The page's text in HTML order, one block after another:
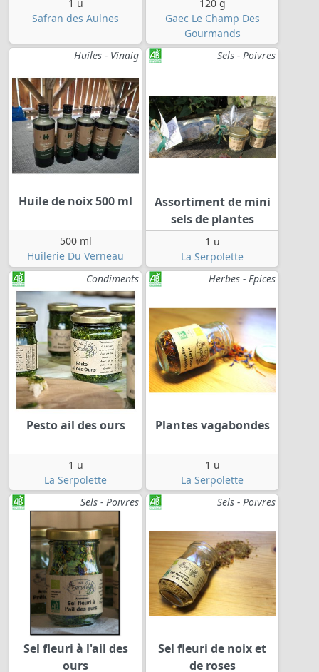
1 u
Safran des Aulnes
120 g
Gaec Le Champ Des
Gourmands
Huiles - Vinaig
Huile de noix 500 ml
500 ml
Huilerie Du Verneau
Sels - Poivres
Assortiment de mini
sels de plantes
1 u
La Serpolette
Condiments
Pesto ail des ours
1 u
La Serpolette
Herbes - Epices
Plantes vagabondes
1 u
La Serpolette
Sels - Poivres
Sel fleuri à l'ail des
ours
Sels - Poivres
Sel fleuri de noix et
de roses